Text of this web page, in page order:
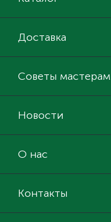
Доставка
Советы мастерам
Новости
О нас
Контакты